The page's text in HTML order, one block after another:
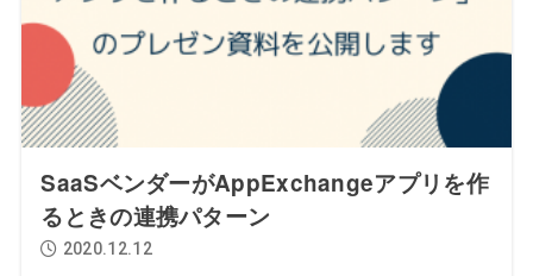
SaaSベンダーがAppExchangeアプリを作
るときの連携パターン
2020.12.12